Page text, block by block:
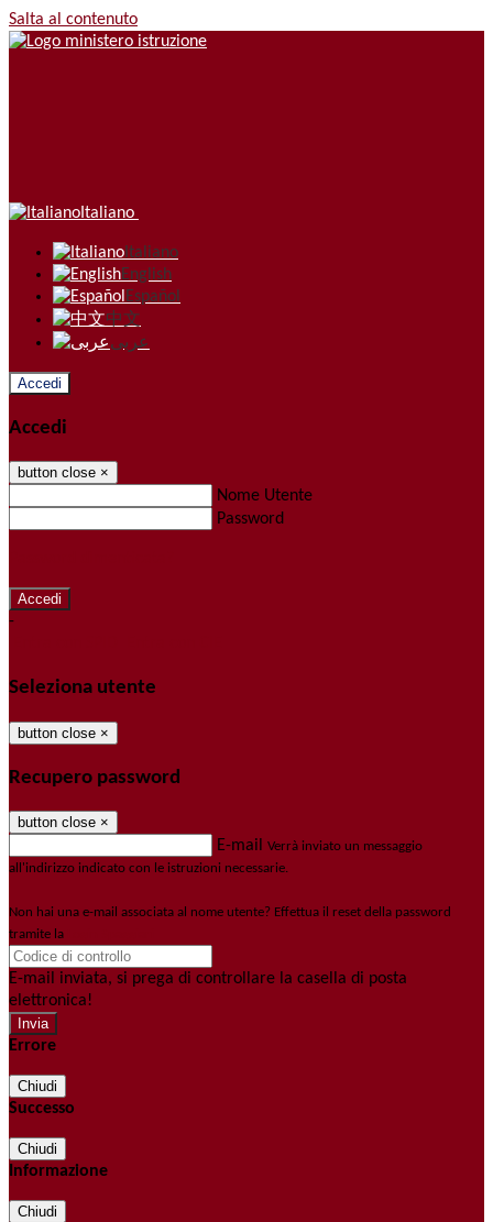
Salta al contenuto
Italiano
Italiano
English
Español
中文
عربى
Accedi
Accedi
button close ×
Nome Utente
Password
-
Seleziona utente
button close ×
Recupero password
button close ×
E-mail Verrà inviato un messaggio
all'indirizzo indicato con le istruzioni necessarie.
Non hai una e-mail associata al nome utente? Effettua il reset della password
tramite la
E-mail inviata, si prega di controllare la casella di posta
elettronica!
Errore
Chiudi
Successo
Chiudi
Informazione
Chiudi